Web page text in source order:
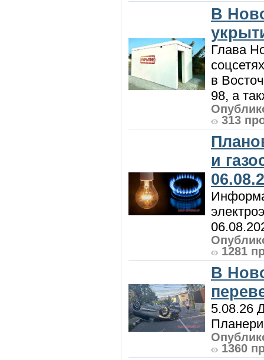
В
Глава
в
98, а
313
и
1281
В
5.08.26
1360